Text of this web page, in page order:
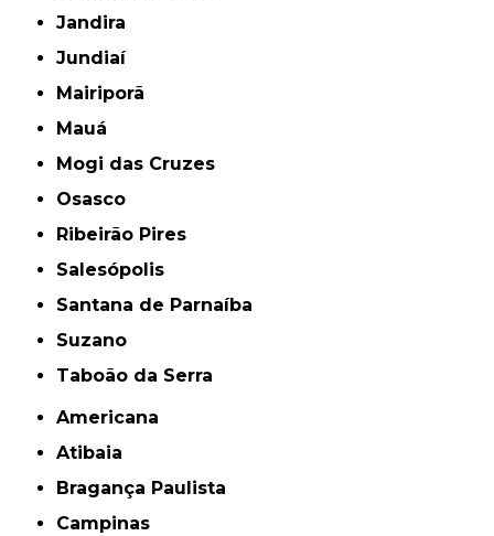
Jandira
Jundiaí
Mairiporã
Mauá
Mogi das Cruzes
Osasco
Ribeirão Pires
Salesópolis
Santana de Parnaíba
Suzano
Taboão da Serra
Americana
Atibaia
Bragança Paulista
Campinas